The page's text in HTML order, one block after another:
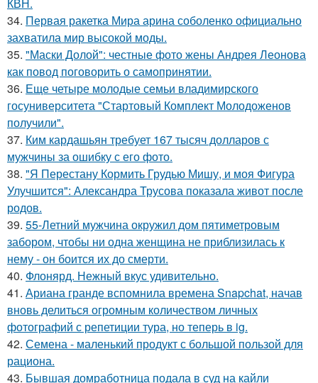
34. Первая ракетка Мира арина соболенко официально
захватила мир высокой моды.
35. "Маски Долой": честные фото жены Андрея Леонова
как повод поговорить о самопринятии.
36. Еще четыре молодые семьи владимирского
госуниверситета "Стартовый Комплект Молодоженов
получили".
37. Ким кардашьян требует 167 тысяч долларов с
мужчины за ошибку с его фото.
38. "Я Перестану Кормить Грудью Мишу, и моя Фигура
Улучшится": Александра Трусова показала живот после
родов.
39. 55-Летний мужчина окружил дом пятиметровым
забором, чтобы ни одна женщина не приблизилась к
нему - он боится их до смерти.
40. Флонярд. Нежный вкус удивительно.
41. Ариана гранде вспомнила времена Snapchat, начав
вновь делиться огромным количеством личных
фотографий с репетиции тура, но теперь в ig.
42. Семена - маленький продукт с большой пользой для
рациона.
43. Бывшая домработница подала в суд на кайли